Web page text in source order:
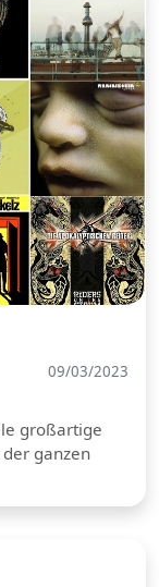
09/03/2023
großartige
ganzen